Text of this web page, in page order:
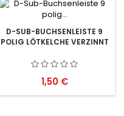
D-SUB-BUCHSENLEISTE 9
POLIG LÖTKELCHE VERZINNT
Preis
1,50 €